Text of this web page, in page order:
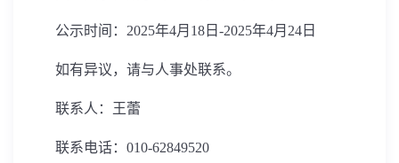
公示时间： 2025年4月 18 日 -2025年4月 24 日
如有异议，请与人事处联系。
联系人：王蕾
联系电话： 010-62849520